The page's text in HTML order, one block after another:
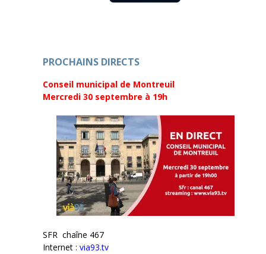
PROCHAINS DIRECTS
Conseil municipal de Montreuil
Mercredi 30 septembre à 19h
SFR chaîne 467
Internet : via93.tv